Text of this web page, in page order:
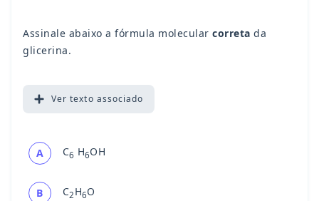
Assinale abaixo a fórmula molecular correta da
glicerina.
Ver texto associado
A C6 H6OH
B C2 H6O